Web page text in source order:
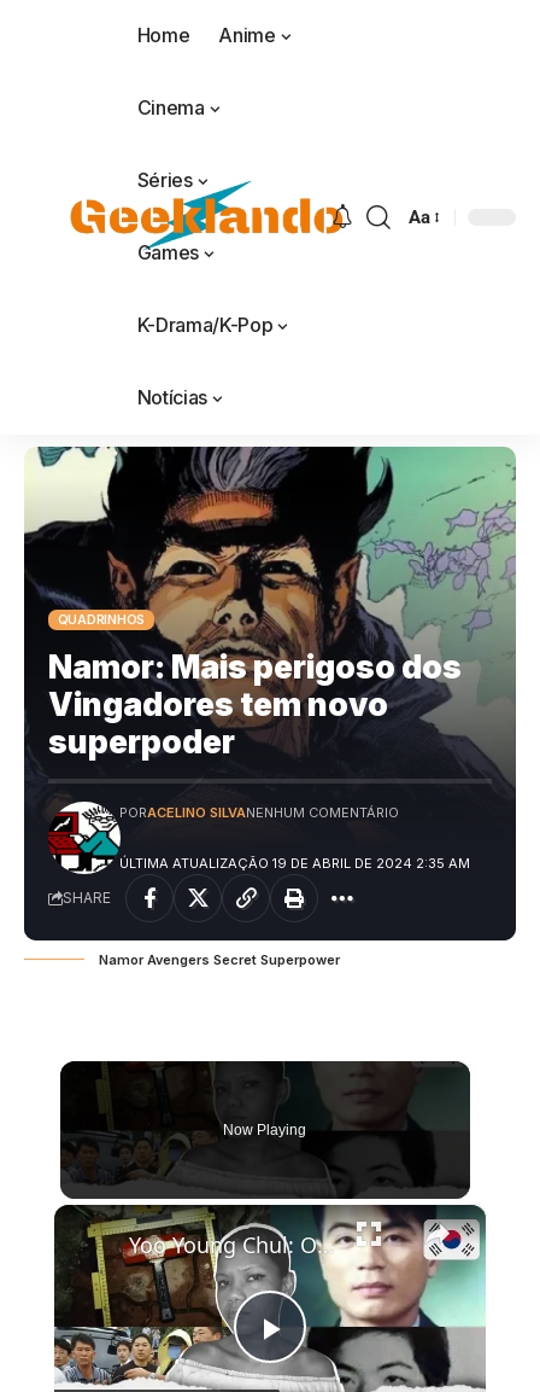
Home Anime
Cinema
Séries
Games
K-Drama/K-Pop
Notícias
Aa
QUADRINHOS
Namor: Mais perigoso dos
Vingadores tem novo
superpoder
ÚLTIMA ATUALIZAÇÃO 19 DE ABRIL DE 2024 2:35 AM
PORACELINO SILVANENHUM COMENTÁRIO
SHARE
Namor Avengers Secret Superpower
Now Playing
×
Play
Yoo Young Chul: O maior serial killer da Coreia do Sul – O Assassino da Capa de Chuva